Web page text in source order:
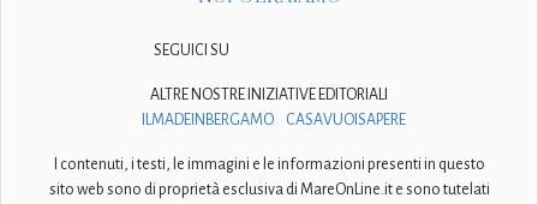
SEGUICI SU
ALTRE NOSTRE INIZIATIVE EDITORIALI
ILMADEINBERGAMO
CASAVUOISAPERE
I contenuti, i testi, le immagini e le informazioni presenti in questo
sito web sono di proprietà esclusiva di MareOnLine.it e sono tutelati